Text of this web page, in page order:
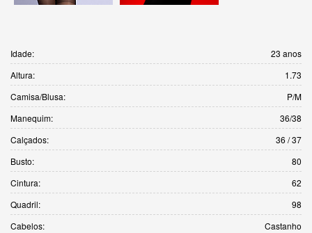
Idade:
23 anos
Altura:
1.73
Camisa/Blusa:
P/M
Manequim:
36/38
Calçados:
36 / 37
Busto:
80
Cintura:
62
Quadril:
98
Cabelos:
Castanho